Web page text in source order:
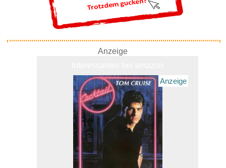
Anzeige
Anzeige